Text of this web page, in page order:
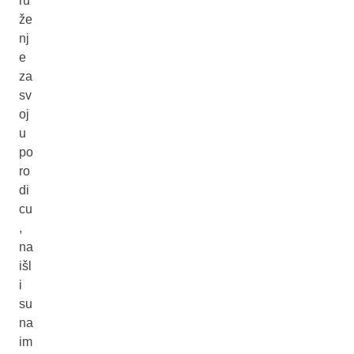
že
nj
e
za
sv
oj
u
po
ro
di
cu
,
na
išl
i
su
na
im